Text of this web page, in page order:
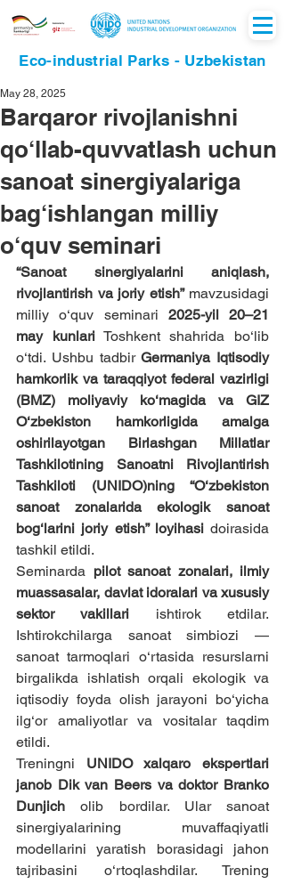
Eco-industrial Parks - Uzbekistan
Barqaror rivojlanishni
qo‘llab-quvvatlash uchun
sanoat sinergiyalariga
bag‘ishlangan milliy
o‘quv seminari
May 28, 2025
“Sanoat sinergiyalarini aniqlash,
rivojlantirish va joriy etish” mavzusidagi
milliy o‘quv seminari 2025-yil 20–21
may kunlari Toshkent shahrida bo‘lib
o‘tdi. Ushbu tadbir Germaniya Iqtisodiy
hamkorlik va taraqqiyot federal vazirligi
(BMZ) moliyaviy ko‘magida va GIZ
O‘zbekiston hamkorligida amalga
oshirilayotgan Birlashgan Millatlar
Tashkilotining Sanoatni Rivojlantirish
Tashkiloti (UNIDO)ning “O‘zbekiston
sanoat zonalarida ekologik sanoat
bog‘larini joriy etish” loyihasi doirasida
tashkil etildi.
Seminarda pilot sanoat zonalari, ilmiy
muassasalar, davlat idoralari va xususiy
sektor vakillari ishtirok etdilar.
Ishtirokchilarga sanoat simbiozi —
sanoat tarmoqlari o‘rtasida resurslarni
birgalikda ishlatish orqali ekologik va
iqtisodiy foyda olish jarayoni bo‘yicha
ilg‘or amaliyotlar va vositalar taqdim
etildi.
Treningni UNIDO xalqaro ekspertlari
janob Dik van Beers va doktor Branko
Dunjich olib bordilar. Ular sanoat
sinergiyalarining muvaffaqiyatli
modellarini yaratish borasidagi jahon
tajribasini o‘rtoqlashdilar. Trening